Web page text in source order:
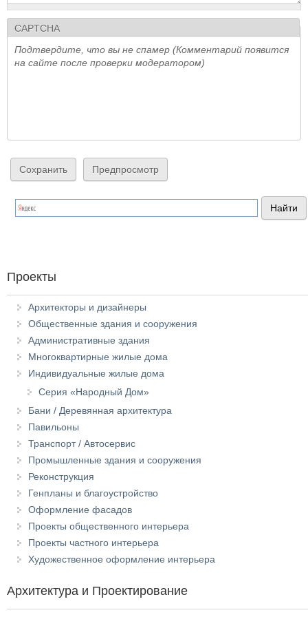
CAPTCHA
Подтвердите, что вы не спамер (Комментарий появится
на сайте после проверки модератором)
Проекты
Архитекторы и дизайнеры
Общественные здания и сооружения
Административные здания
Многоквартирные жилые дома
Индивидуальные жилые дома
Серия «Народный Дом»
Бани / Деревянная архитектура
Павильоны
Транспорт / Автосервис
Промышленные здания и сооружения
Реконструкция
Генпланы и благоустройство
Оформление фасадов
Проекты общественного интерьера
Проекты частного интерьера
Художественное оформление интерьера
Архитектура и Проектирование